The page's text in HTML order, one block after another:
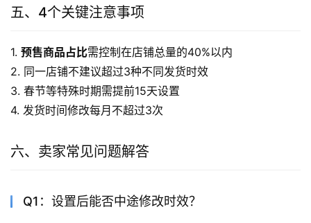
五、4个关键注意事项
1. 预售商品占比需控制在店铺总量的40%以内
2. 同一店铺不建议超过3种不同发货时效
3. 春节等特殊时期需提前15天设置
4. 发货时间修改每月不超过3次
六、卖家常见问题解答
Q1：设置后能否中途修改时效？